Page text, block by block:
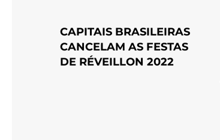
CAPITAIS BRASILEIRAS
CANCELAM AS FESTAS
DE RÉVEILLON 2022